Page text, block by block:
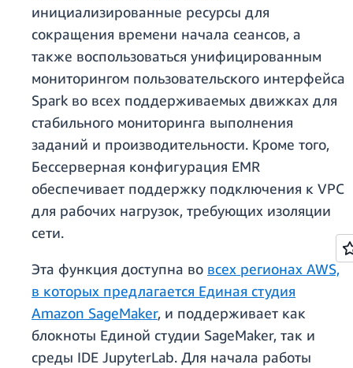
инициализированные ресурсы для
сокращения времени начала сеансов, а
также воспользоваться унифицированным
мониторингом пользовательского интерфейса
Spark во всех поддерживаемых движках для
стабильного мониторинга выполнения
заданий и производительности. Кроме того,
Бессерверная конфигурация EMR
обеспечивает поддержку подключения к VPC
для рабочих нагрузок, требующих изоляции
сети.
Эта функция доступна во всех регионах AWS,
в которых предлагается Единая студия
Amazon SageMaker, и поддерживает как
блокноты Единой студии SageMaker, так и
среды IDE JupyterLab. Для начала работы